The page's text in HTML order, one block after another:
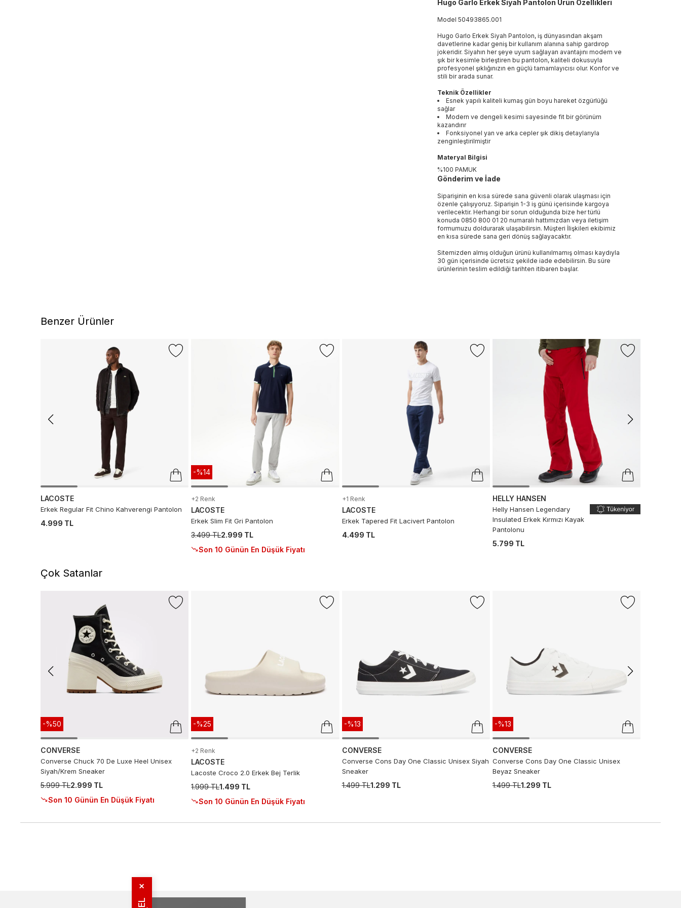
Hugo Garlo Erkek Siyah Pantolon Ürün Özellikleri
Model50493865.001
Hugo Garlo Erkek Siyah Pantolon, iş dünyasından akşam
davetlerine kadar geniş bir kullanım alanına sahip gardırop
jokeridir. Siyahın her şeye uyum sağlayan avantajını modern ve
şık bir kesimle birleştiren bu pantolon, kaliteli dokusuyla
profesyonel şıklığınızın en güçlü tamamlayıcısı olur. Konfor ve
stili bir arada sunar.
Teknik Özellikler
Esnek yapılı kaliteli kumaş gün boyu hareket özgürlüğü
sağlar
Modern ve dengeli kesimi sayesinde fit bir görünüm
kazandırır
Fonksiyonel yan ve arka cepler şık dikiş detaylarıyla
zenginleştirilmiştir
Materyal Bilgisi
%100 PAMUK
Gönderim ve İade
Siparişinin en kısa sürede sana güvenli olarak ulaşması için
özenle çalışıyoruz. Siparişin 1-3 iş günü içerisinde kargoya
verilecektir. Herhangi bir sorun olduğunda bize her türlü
konuda 0850 800 01 20 numaralı hattımızdan veya iletişim
formumuzu doldurarak ulaşabilirsin. Müşteri İlişkileri ekibimiz
en kısa sürede sana geri dönüş sağlayacaktır.
Sitemizden almış olduğun ürünü kullanılmamış olması kaydıyla
30 gün içerisinde ücretsiz şekilde iade edebilirsin. Bu süre
ürünlerinin teslim edildiği tarihten itibaren başlar.
Benzer Ürünler
LACOSTE
Erkek Regular Fit Chino Kahverengi Pantolon
4.999 TL
-%14
+2 Renk
LACOSTE
Erkek Slim Fit Gri Pantolon
3.499 TL2.999 TL
Son 10 Günün En Düşük Fiyatı
+1 Renk
LACOSTE
Erkek Tapered Fit Lacivert Pantolon
4.499 TL
HELLY HANSEN
Helly Hansen Legendary
Insulated Erkek Kırmızı Kayak
Pantolonu
5.799 TL
Çok Satanlar
-%50
CONVERSE
Converse Chuck 70 De Luxe Heel Unisex
Siyah/Krem Sneaker
5.999 TL2.999 TL
Son 10 Günün En Düşük Fiyatı
-%25
+2 Renk
LACOSTE
Lacoste Croco 2.0 Erkek Bej Terlik
1.999 TL1.499 TL
Son 10 Günün En Düşük Fiyatı
-%13
CONVERSE
Converse Cons Day One Classic Unisex Siyah
Sneaker
1.499 TL1.299 TL
-%13
CONVERSE
Converse Cons Day One Classic Unisex
Beyaz Sneaker
1.499 TL1.299 TL
✕